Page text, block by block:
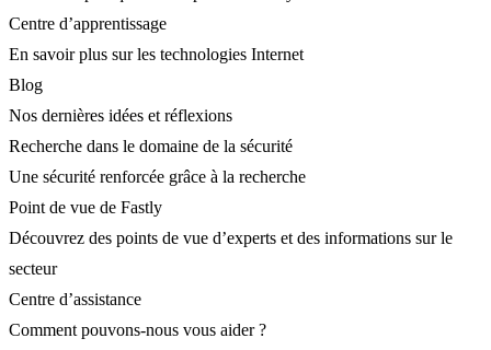
Centre d’apprentissage
En savoir plus sur les technologies Internet
Blog
Nos dernières idées et réflexions
Recherche dans le domaine de la sécurité
Une sécurité renforcée grâce à la recherche
Point de vue de Fastly
Découvrez des points de vue d’experts et des informations sur le
secteur
Centre d’assistance
Comment pouvons-nous vous aider ?